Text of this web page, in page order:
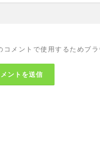
コメントで使用するためブ